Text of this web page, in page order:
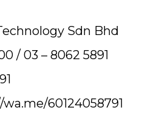
Sdn Bhd
/ 03 – 8062 5891
60124058791